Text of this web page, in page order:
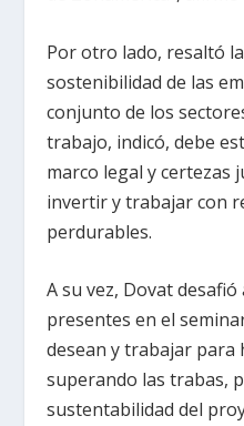
Por otro lado, resaltó
sostenibilidad de las
conjunto de los
trabajo, indicó, debe
marco legal y certezas
invertir y trabajar con
perdurables.
A su vez, Dovat
presentes en el
desean y trabajar para
superando las trabas,
sustentabilidad del